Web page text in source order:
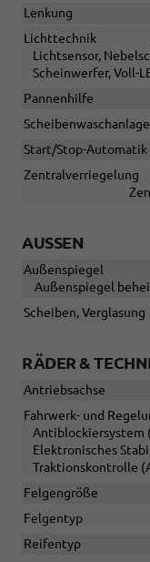
Lenkung
Lichttechnik
Lichtsensor,
Scheinwerfer, Voll-
Pannenhilfe
Start/Stop-Automatik
Zentralverriegelung
AUSSEN
Außenspiegel
Außenspiegel
Scheiben, Verglasung
RÄDER &
Antriebsachse
Fahrwerk- und
Antiblockiersystem
Elektronisches
Traktionskontrolle
Felgengröße
Felgentyp
Reifentyp